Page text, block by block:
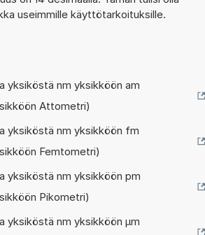
useimmille käyttötarkoituksille.
yksiköstä nm yksikköön am
Attometri)
yksiköstä nm yksikköön fm
Femtometri)
yksiköstä nm yksikköön pm
Pikometri)
yksiköstä nm yksikköön µm